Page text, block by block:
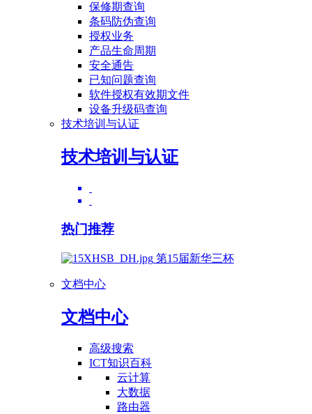
保修期查询
条码防伪查询
授权业务
产品生命周期
安全通告
已知问题查询
软件授权有效期文件
设备升级码查询
技术培训与认证
技术培训与认证
热门推荐
第15届新华三杯
文档中心
文档中心
高级搜索
ICT知识百科
云计算
大数据
路由器